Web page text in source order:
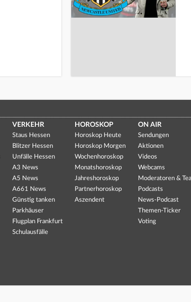
VERKEHR
Staus Hessen
Blitzer Hessen
Unfälle Hessen
A3 News
A5 News
A661 News
Günstig tanken
Parkhäuser
Flugplan Frankfurt
Schulausfälle
HOROSKOP
Horoskop Heute
Horoskop Morgen
Wochenhoroskop
Monatshoroskop
Jahreshoroskop
Partnerhoroskop
Aszendent
ON AIR
Sendungen
Aktionen
Videos
Webcams
Moderatoren &
Podcasts
News-Podcast
Themen-Ticker
Voting